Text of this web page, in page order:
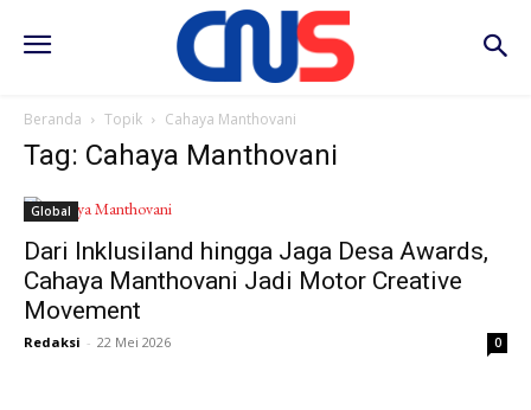
Beranda Topik Cahaya Manthovani
Tag: Cahaya Manthovani
Global
Dari Inklusiland hingga Jaga Desa Awards,
Cahaya Manthovani Jadi Motor Creative
Movement
Redaksi - 22 Mei 2026 0